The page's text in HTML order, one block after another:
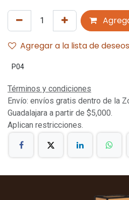
Agregar a la lista de deseos
P04
Términos y condiciones
Envío: envíos gratis dentro de la
Guadalajara a partir de $5,000.
Aplican restricciones.